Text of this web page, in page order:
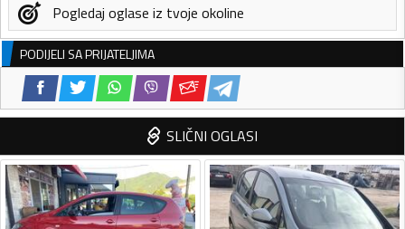
Pogledaj oglase iz tvoje okoline
PODIJELI SA PRIJATELJIMA
SLIČNI OGLASI